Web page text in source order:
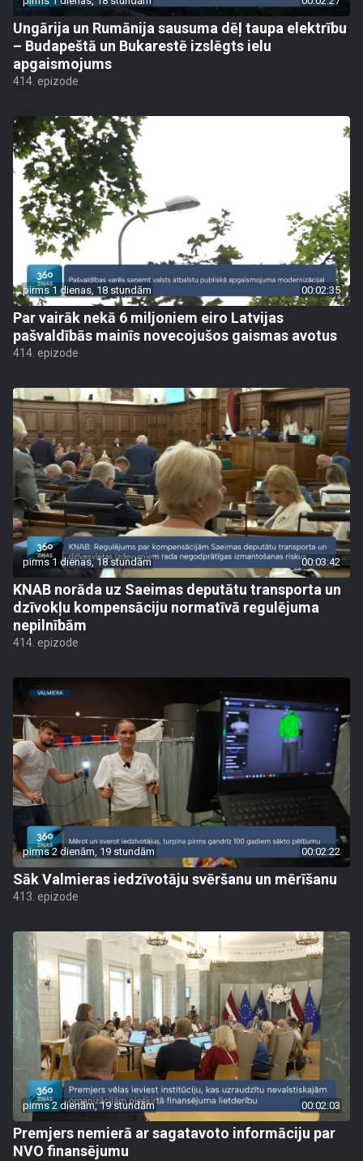
Ungārija un Rumānija sausuma dēļ taupa elektrību
– Budapeštā un Bukarestē izslēgts ielu
apgaismojums
414. epizode
pirms 1 dienas, 18 stundām 00:02:35
Par vairāk nekā 6 miljoniem eiro Latvijas
pašvaldībās mainīs novecojušos gaismas avotus
414. epizode
pirms 1 dienas, 18 stundām 00:03:42
KNAB norāda uz Saeimas deputātu transporta un
dzīvokļu kompensāciju normatīvā regulējuma
nepilnībām
414. epizode
pirms 2 dienām, 19 stundām 00:02:22
Sāk Valmieras iedzīvotāju svēršanu un mērīšanu
413. epizode
pirms 2 dienām, 19 stundām 00:02:03
Premjers nemierā ar sagatavoto informāciju par
NVO finansējumu